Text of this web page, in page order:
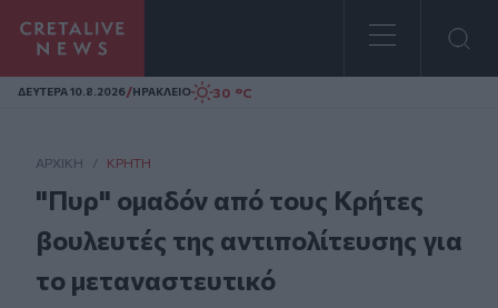
Homepage
ΔΕΥΤΕΡΑ 10.8.2026/ΗΡΑΚΛΕΙΟ 30 °C
ΑΡΧΙΚΗ / ΚΡΉΤΗ
"Πυρ" ομαδόν από τους Κρήτες
βουλευτές της αντιπολίτευσης για
το μεταναστευτικό